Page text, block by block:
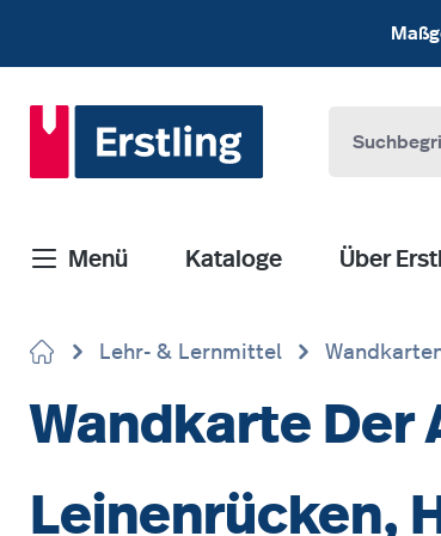
Menü Kataloge Über
Lehr- & Lernmittel
Wandkarte Der
Leinenrücken,